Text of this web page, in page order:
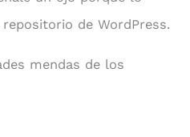
de WordPress.
mendas de los